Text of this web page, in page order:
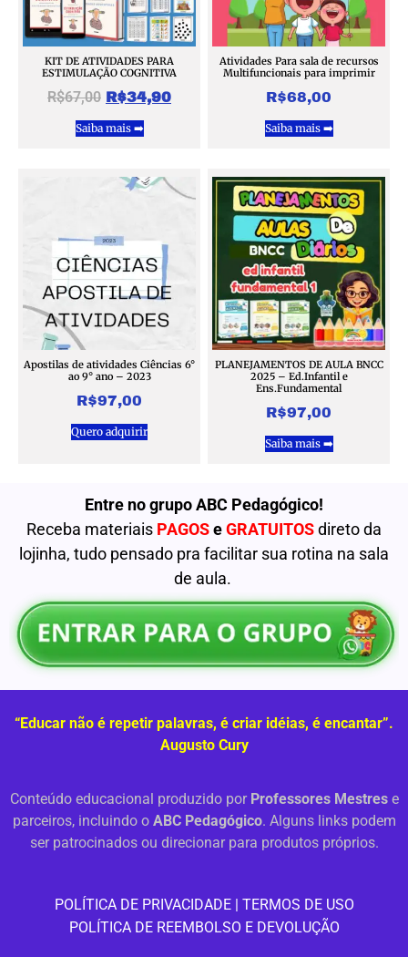
KIT DE ATIVIDADES PARA
ESTIMULAÇÃO COGNITIVA
R$67,00 R$34,90
Saiba mais ➡️
Atividades Para sala de recursos
Multifuncionais para imprimir
R$68,00
Saiba mais ➡️
Apostilas de atividades Ciências 6°
ao 9° ano – 2023
R$97,00
Quero adquirir
PLANEJAMENTOS DE AULA BNCC
2025 – Ed.Infantil e
Ens.Fundamental
R$97,00
Saiba mais ➡️
Entre no grupo ABC Pedagógico!
Receba materiais PAGOSeGRATUITOSdireto da
lojinha, tudo pensado pra facilitar sua rotina na sala
de aula.
“Educar não é repetir palavras, é criar idéias, é encantar”.
Augusto Cury
Conteúdo educacional produzido por Professores Mestrese
parceiros, incluindo o ABC Pedagógico. Alguns links podem
ser patrocinados ou direcionar para produtos próprios.
POLÍTICA DE PRIVACIDADE| TERMOS DE USO
POLÍTICA DE REEMBOLSO E DEVOLUÇÃO